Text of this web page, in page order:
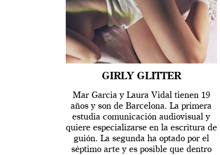
GIRLY GLITTER
Mar Garcia y Laura Vidal tienen 19
años y son de Barcelona. La primera
estudia comunicación audiovisual y
quiere especializarse en la escritura de
guión. La segunda ha optado por el
séptimo arte y es posible que dentro